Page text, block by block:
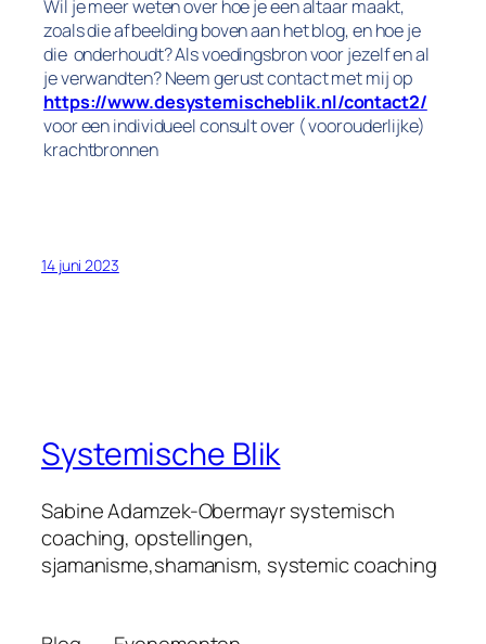
Wil je meer weten over hoe je een altaar maakt,
zoals die afbeelding boven aan het blog, en hoe je
die onderhoudt? Als voedingsbron voor jezelf en al
je verwandten? Neem gerust contact met mij op
https://www.desystemischeblik.nl/contact2/
voor een individueel consult over ( voorouderlijke)
krachtbronnen
14 juni 2023
Systemische Blik
Sabine Adamzek-Obermayr systemisch
coaching, opstellingen,
sjamanisme,shamanism, systemic coaching